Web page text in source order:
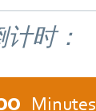
时：
Minutes